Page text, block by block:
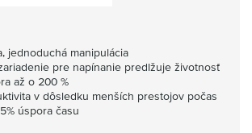
jednoduchá manipulácia
pre napínanie predlžuje životnosť
až o 200 %
v dôsledku menších prestojov počas
úspora času